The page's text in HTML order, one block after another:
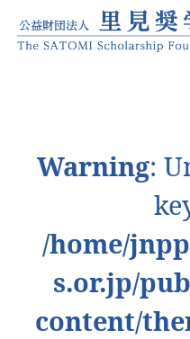
Warning:
/home/
s.or.jp/
content/